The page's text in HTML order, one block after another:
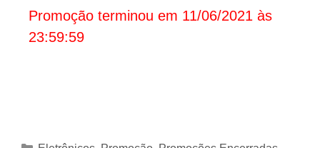
Promoção terminou em 11/06/2021 às
23:59:59